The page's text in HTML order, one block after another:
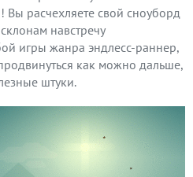
Вы расчехляете свой сноуборд
навстречу
игры жанра эндлесс-раннер,
как можно дальше,
штуки.